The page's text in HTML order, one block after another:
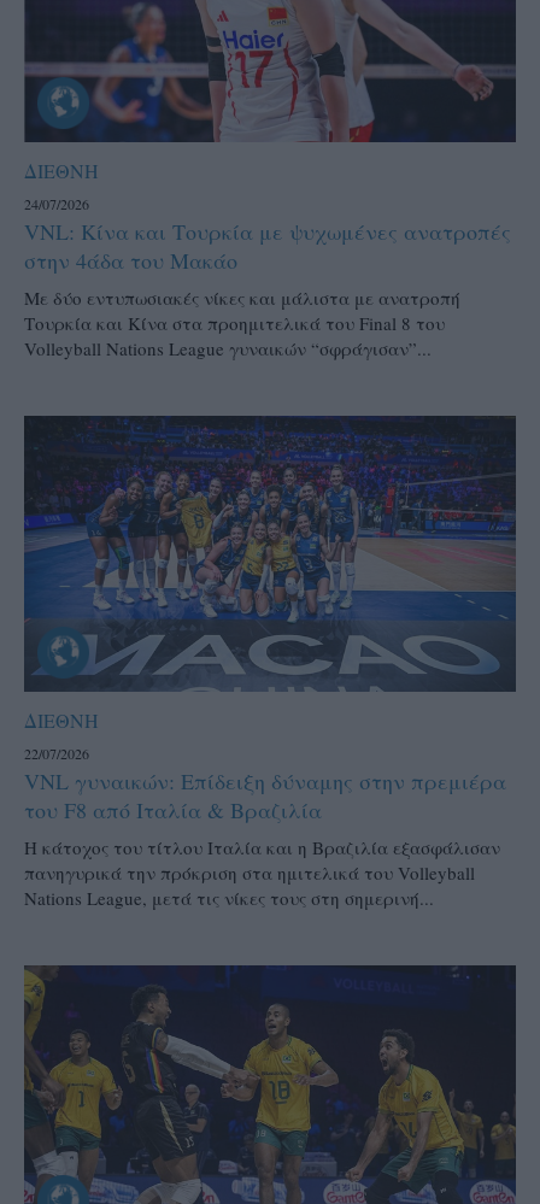
ΔΙΕΘΝΗ
24/07/2026
VNL: Κίνα και Τουρκία με ψυχωμένες ανατροπές
στην 4άδα του Μακάο
Με δύο εντυπωσιακές νίκες και μάλιστα με ανατροπή
Τουρκία και Κίνα στα προημιτελικά του Final 8 του
Volleyball Nations League γυναικών “σφράγισαν”...
ΔΙΕΘΝΗ
22/07/2026
VNL γυναικών: Επίδειξη δύναμης στην πρεμιέρα
του F8 από Ιταλία & Βραζιλία
Η κάτοχος του τίτλου Ιταλία και η Βραζιλία εξασφάλισαν
πανηγυρικά την πρόκριση στα ημιτελικά του Volleyball
Nations League, μετά τις νίκες τους στη σημερινή...